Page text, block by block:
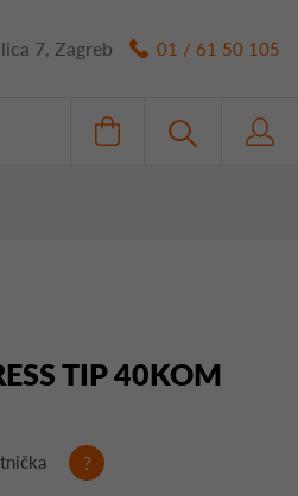
7, Zagreb 01 / 61 50 105
TIP 40KOM
?